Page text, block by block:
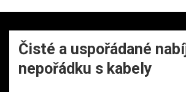
Čisté a uspořádané
nepořádku s kabely